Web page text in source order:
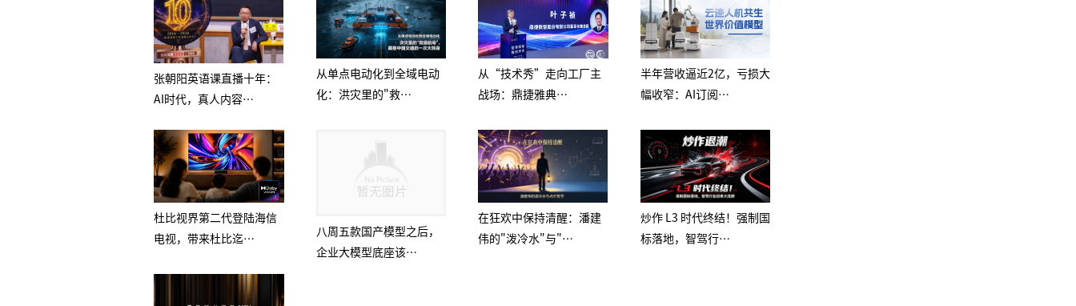
张朝阳英语课直播十年：
AI时代，真人内容…
从单点电动化到全域电动
化：洪灾里的"救…
从“技术秀”走向工厂主
战场：鼎捷雅典…
半年营收逼近2亿，亏损大
幅收窄：AI订阅…
杜比视界第二代登陆海信
电视，带来杜比迄…
八周五款国产模型之后，
企业大模型底座该…
在狂欢中保持清醒：潘建
伟的"泼冷水"与"…
炒作 L3 时代终结！强制国
标落地，智驾行…